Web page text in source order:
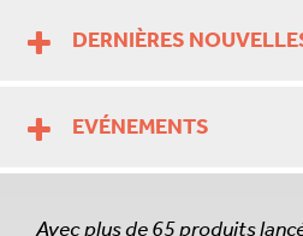
DERNIÈRES
EVÉNEMENTS
Avec plus de 65 produits